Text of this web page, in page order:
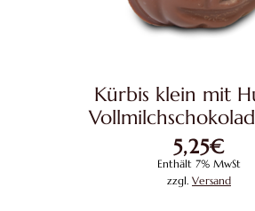
Kürbis klein mit
5,25€
Enthält 7% MwSt
zzgl. Versand